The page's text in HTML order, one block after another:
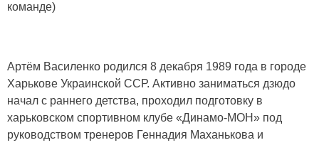
команде)
Артём Василенко родился 8 декабря 1989 года в городе
Харькове Украинской ССР. Активно заниматься дзюдо
начал с раннего детства, проходил подготовку в
харьковском спортивном клубе «Динамо-МОН» под
руководством тренеров Геннадия Маханькова и